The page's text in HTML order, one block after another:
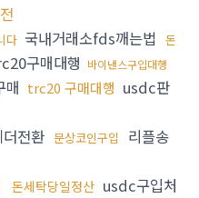
다 국내거래소fds깨는법 돈
구매대행 바이낸스구입대행
매 trc20 구매대행 usdc판
전환 문상코인구입
리플송
돈세탁당일정산 usdc구입처